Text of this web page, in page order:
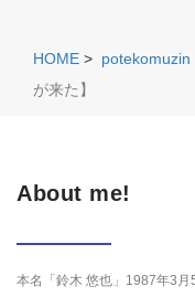
HOME > potekomuzin
が来た】
About me!
本名「鈴木 悠也」1987年3